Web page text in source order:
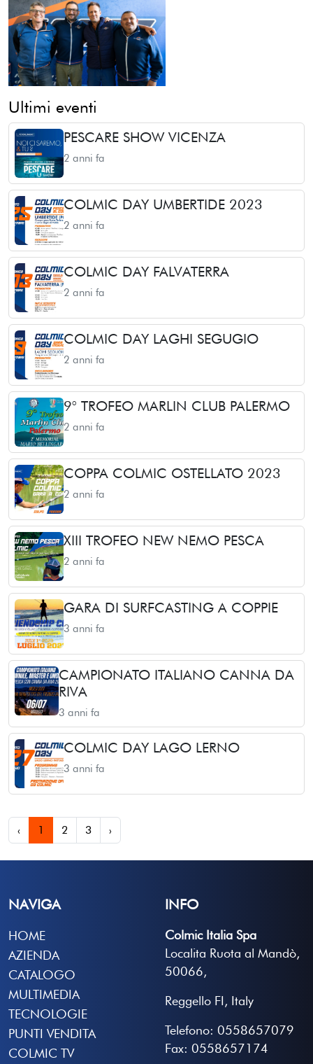
Ultimi eventi
PESCARE SHOW VICENZA
2 anni fa
COLMIC DAY UMBERTIDE 2023
2 anni fa
COLMIC DAY FALVATERRA
2 anni fa
COLMIC DAY LAGHI SEGUGIO
2 anni fa
9° TROFEO MARLIN CLUB PALERMO
2 anni fa
COPPA COLMIC OSTELLATO 2023
2 anni fa
XIII TROFEO NEW NEMO PESCA
2 anni fa
GARA DI SURFCASTING A COPPIE
3 anni fa
CAMPIONATO ITALIANO CANNA DA
RIVA
3 anni fa
COLMIC DAY LAGO LERNO
3 anni fa
‹ 1 2 3 ›
NAVIGA
HOME
AZIENDA
CATALOGO
MULTIMEDIA
TECNOLOGIE
PUNTI VENDITA
COLMIC TV
INFO
Colmic Italia Spa
Localita Ruota al Mandò,
50066,
Reggello FI, Italy
Telefono: 0558657079
Fax: 0558657174